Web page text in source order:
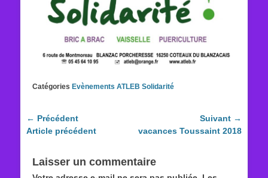
Catégories Evènements ATLEB Solidarité
Navigation
de
← Précédent
Article
Article précédent
Suivant →
Article
vacances Toussaint 2018
Laisser un commentaire